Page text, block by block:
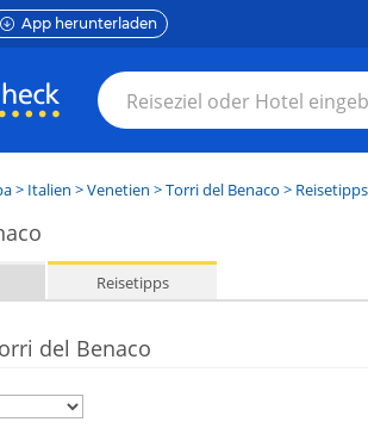
App herunterladen
> Italien >Venetien >Torri del Benaco > Reisetipps
Reisetipps
del Benaco